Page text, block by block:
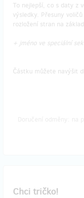
To nejlepší, co s daty z
výsledky. Přesuny
rozložení stran na
+ jméno ve speciální
Částku můžete navýšit
Chci tričko!